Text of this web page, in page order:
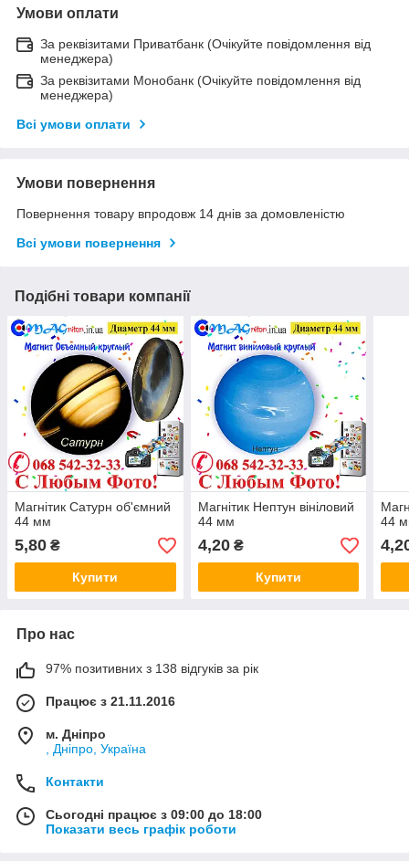
Умови оплати
За реквізитами Приватбанк (Очікуйте повідомлення від
менеджера)
За реквізитами Монобанк (Очікуйте повідомлення від
менеджера)
Всі умови оплати
Умови повернення
Повернення товару впродовж 14 днів за домовленістю
Всі умови повернення
Подібні товари компанії
Магнітик Сатурн об'ємний
44 мм
5,80 ₴
Купити
Магнітик Нептун вініловий
44 мм
4,20₴
Купити
44
Про нас
97% позитивних з 138 відгуків за рік
Працює з 21.11.2016
м. Дніпро
, Дніпро, Україна
Контакти
Сьогодні працює з 09:00 до 18:00
Показати весь графік роботи